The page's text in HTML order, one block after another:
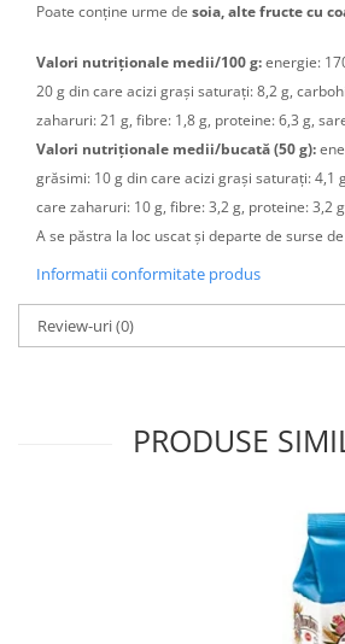
Poate conține urme de soia, alte fructe cu
Valori nutriționale medii/100 g:energie:
20 g din care acizi grași saturați: 8,2 g,
zaharuri: 21 g, fibre: 1,8 g, proteine: 6,3 g,
Valori nutriționale medii/bucată (50 g):
grăsimi: 10 g din care acizi grași saturați: 4,1
care zaharuri: 10 g, fibre: 3,2 g, proteine: 3,2
A se păstra la loc uscat și departe de surse
Informatii conformitate produs
Review-uri(0)
PRODUSE